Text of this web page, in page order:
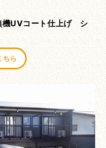
UVコート仕上げ シ
ちら